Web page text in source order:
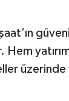
üzerinde